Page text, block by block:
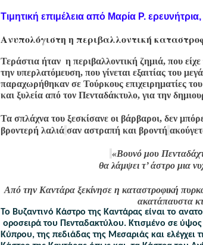
Τιμητική επιμέλεια από Μαρία Ρ.
Ανυπολόγιστη η περιβαλλοντική
Τεράστια ήταν  η περιβαλλοντική ζημιά, που
την υπερλατόμευση, που γίνεται εξαιτίας του
παραχωρήθηκαν σε Τούρκους επιχειρηματίες
και ξυλεία από τον Πενταδάκτυλο, για την
Τα σπλάχνα του ξεσκίσανε οι βάρβαροι, δεν
βροντερή λαλιά σαν αστραπή και βροντή
«Βουνό μου
θα λάμψει τ’ άστρο μια
Από την Καντάρα ξεκίνησε η καταστροφική
ακατάπαυστα
Το Βυζαντινό Κάστρο της Καντάρας είναι το
οροσειρά του Πενταδακτύλου. Κτισμένο σε
Κύπρου, της πεδιάδας της Μεσαριάς και